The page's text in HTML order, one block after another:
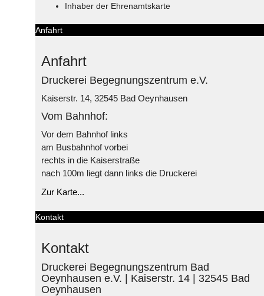
Inhaber der Ehrenamtskarte
Anfahrt
Anfahrt
Druckerei Begegnungszentrum e.V.
Kaiserstr. 14, 32545 Bad Oeynhausen
Vom Bahnhof:
Vor dem Bahnhof links
am Busbahnhof vorbei
rechts in die Kaiserstraße
nach 100m liegt dann links die Druckerei
Zur Karte...
Kontakt
Kontakt
Druckerei Begegnungszentrum Bad
Oeynhausen e.V. | Kaiserstr. 14 | 32545 Bad
Oeynhausen